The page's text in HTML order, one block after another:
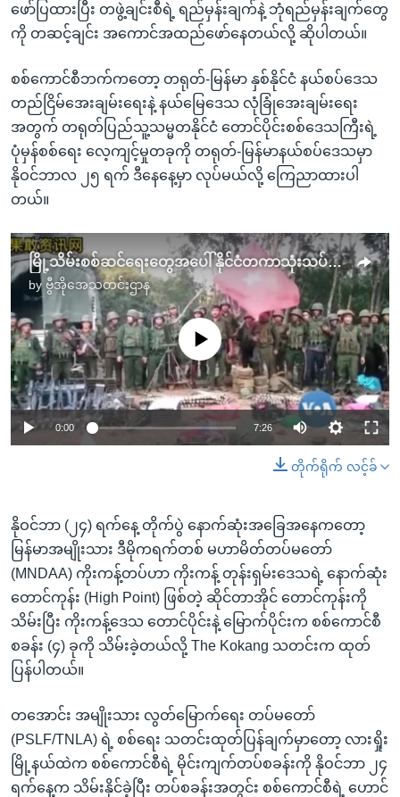
ဖော်ပြထားပြီး တဖွဲ့ချင်းစီရဲ့ ရည်မှန်းချက်နဲ့ ဘုံရည်မှန်းချက်တွေ
ကို တဆင့်ချင်း အကောင်အထည်ဖော်နေတယ်လို့ ဆိုပါတယ်။
စစ်ကောင်စီဘက်ကတော့ တရုတ်-မြန်မာ နှစ်နိုင်ငံ နယ်စပ်ဒေသ
တည်ငြိမ်အေးချမ်းရေးနဲ့ နယ်မြေဒေသ လုံခြုံအေးချမ်းရေး
အတွက် တရုတ်ပြည်သူ့သမ္မတနိုင်ငံ တောင်ပိုင်းစစ်ဒေသကြီးရဲ့
ပုံမှန်စစ်ရေး လေ့ကျင့်မှုတခုကို တရုတ်-မြန်မာနယ်စပ်ဒေသမှာ
နိုဝင်ဘာလ ၂၅ ရက် ဒီနေနေ့မှာ လုပ်မယ်လို့ ကြေညာထားပါ
တယ်။
မြို့သိမ်းစစ်ဆင်ရေးတွေအပေါ် နိုင်ငံတကာသုံးသပ်မှုတချို့
by ဗွီအိုအေသတင်းဌာန
No media source currently available
0:00 7:26
တိုက်ရိုက် လင့်ခ်
နိုဝင်ဘာ (၂၄) ရက်နေ့ တိုက်ပွဲ နောက်ဆုံးအခြေအနေကတော့
မြန်မာအမျိုးသား ဒီမိုကရက်တစ် မဟာမိတ်တပ်မတော်
(MNDAA) ကိုးကန့်တပ်ဟာ ကိုးကန့် တုန်းရှမ်းဒေသရဲ့ နောက်ဆုံး
တောင်ကုန်း (High Point) ဖြစ်တဲ့ ဆိုင်တာအိုင် တောင်ကုန်းကို
သိမ်းပြီး ကိုးကန့်ဒေသ တောင်ပိုင်းနဲ့ မြောက်ပိုင်းက စစ်ကောင်စီ
စခန်း (၄) ခုကို သိမ်းခဲ့တယ်လို့ The Kokang သတင်းက ထုတ်
ပြန်ပါတယ်။
တအောင်း အမျိုးသား လွတ်မြောက်ရေး တပ်မတော်
(PSLF/TNLA) ရဲ့ စစ်ရေး သတင်းထုတ်ပြန်ချက်မှာတော့ လားရှိုး
မြို့နယ်ထဲက စစ်ကောင်စီရဲ့ မိုင်းကျက်တပ်စခန်းကို နိုဝင်ဘာ ၂၄
ရက်နေ့က သိမ်းနိုင်ခဲ့ပြီး တပ်စခန်းအတွင်း စစ်ကောင်စီရဲ့ ဟောင်